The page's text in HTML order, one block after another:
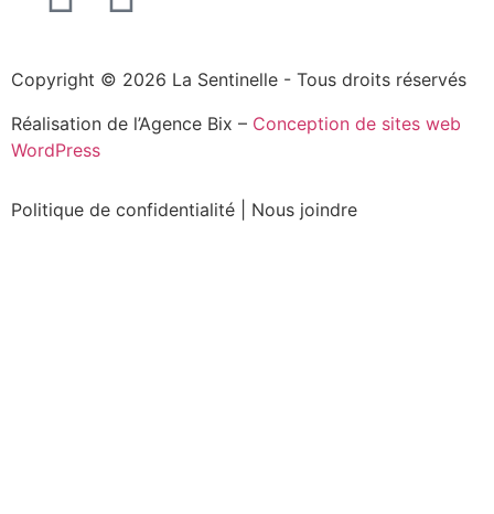
Copyright © 2026 La Sentinelle - Tous droits réservés
Réalisation de l’Agence Bix – Conception de sites web
WordPress
Politique de confidentialité Nous joindre